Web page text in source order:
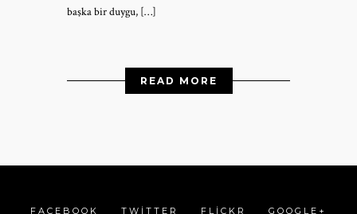
başka bir duygu, […]
READ MORE
FACEBOOK TWITTER FLICKR GOOGLE+